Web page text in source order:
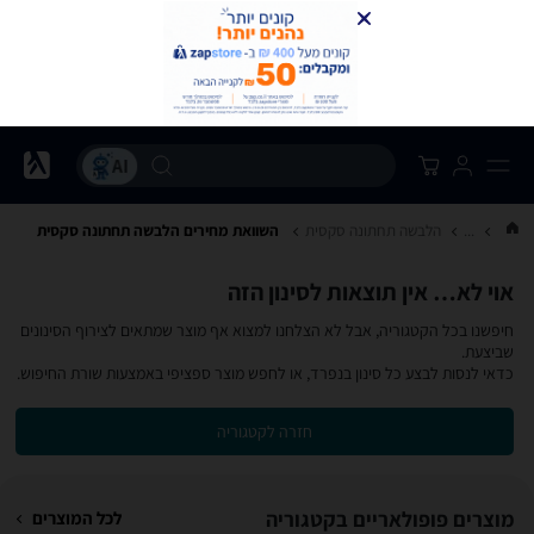
הלבשה תחתונה סקסית השוואת מחירים הלבשה תחתונה סקסית
אוי לא… אין תוצאות לסינון הזה
חיפשנו בכל הקטגוריה, אבל לא הצלחנו למצוא אף מוצר שמתאים לצירוף הסינונים
שביצעת.
כדאי לנסות לבצע כל סינון בנפרד, או לחפש מוצר ספציפי באמצעות שורת החיפוש.
חזרה לקטגוריה
מוצרים פופולאריים בקטגוריה לכל המוצרים